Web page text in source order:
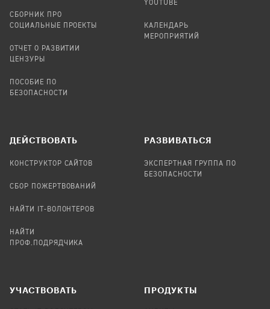
СБОРНИК ПРО
СОЦИАЛЬНЫЕ ПРОЕКТЫ
ОТЧЕТ О РАЗВИТИИ
ЦЕНЗУРЫ
ПОСОБИЕ ПО
БЕЗОПАСНОСТИ
YOUTUBE
КАЛЕНДАРЬ
МЕРОПРИЯТИЙ
ДЕЙСТВОВАТЬ
КОНСТРУКТОР САЙТОВ
СБОР ПОЖЕРТВОВАНИЙ
НАЙТИ IT-ВОЛОНТЕРОВ
НАЙТИ
ПРОФ.ПОДРЯДЧИКА
РАЗВИВАТЬСЯ
ЭКСПЕРТНАЯ ГРУППА ПО
БЕЗОПАСНОСТИ
УЧАСТВОВАТЬ ПРОДУКТЫ